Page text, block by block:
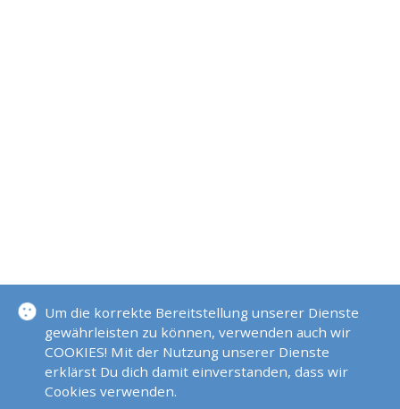
Um die korrekte Bereitstellung unserer Dienste
gewährleisten zu können, verwenden auch wir
COOKIES! Mit der Nutzung unserer Dienste
erklärst Du dich damit einverstanden, dass wir
Cookies verwenden.